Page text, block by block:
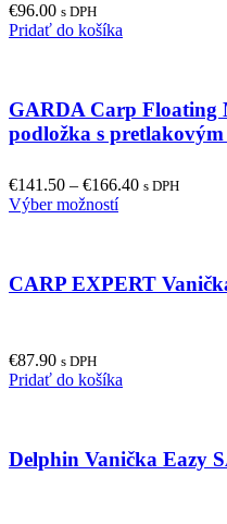
€96.00 s DPH
Pridať do košíka
GARDA Carp Floating
podložka s
€141.50 – €166.40 s DPH
Výber možnostíThis
variants.
chosen
page
CARP EXPERT
€87.90 s DPH
Pridať do košíka
Delphin Vanička Eazy